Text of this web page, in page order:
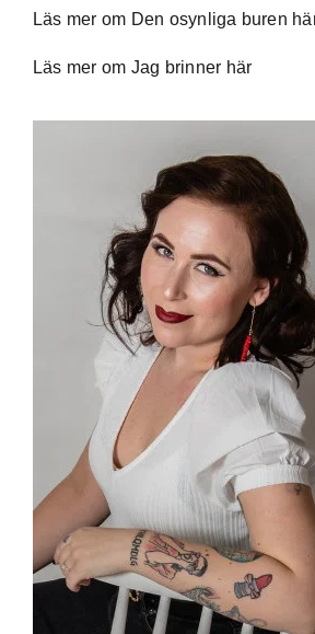
Läs mer om Den osynliga buren
Läs mer om Jag brinner här